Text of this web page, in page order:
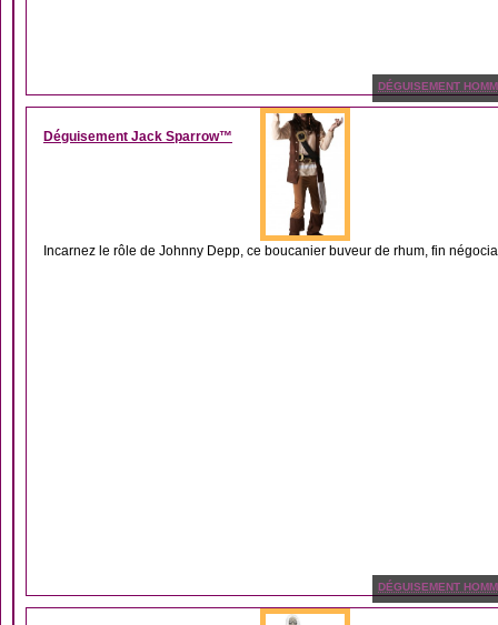
DÉGUISEMENT
Déguisement Jack Sparrow™
Incarnez le rôle de Johnny Depp, ce boucanier buveur de rhum, fin
DÉGUISEMENT